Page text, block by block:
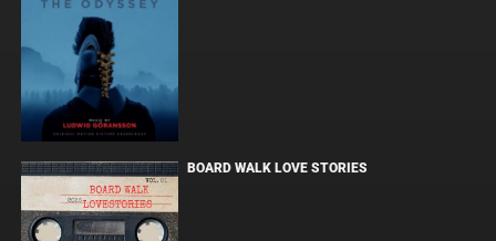
BOARD WALK LOVE STORIES